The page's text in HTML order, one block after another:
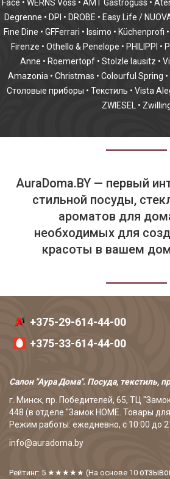
Face • WERNS Voss • AMT Gastroguss •
Degrenne • DPI • DROBE • Easy Life /
Fine Dine • GFFerrari • Issimo • Küchenprofi •
Firenze • Othello & Penelope • PHILIPPI •
Anne • Roemertopf • Stolzle lausitz •
Amazonia • Christmas • Colourful Spring •
Столовые приборы • Текстиль • Vista
ZWIESEL •
AuraDoma.BY — первый
стильной посуды,
ароматов для
необходимых для
красоты в вашем
+375-29-614-44-00
+375-33-614-44-00
Салон "Аура Дома". Посуда, текстиль,
г. Минск, пр. Победителей, 65, ТЦ
448 (в отделе "Замок HOME. Товары
Режим работы: ежедневно, с 10:00 до
info@auradoma.by
Рейтинг: 5 ★★★★★ (На основе 10